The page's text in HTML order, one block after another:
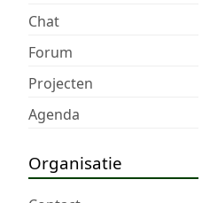
Chat
Forum
Projecten
Agenda
Organisatie